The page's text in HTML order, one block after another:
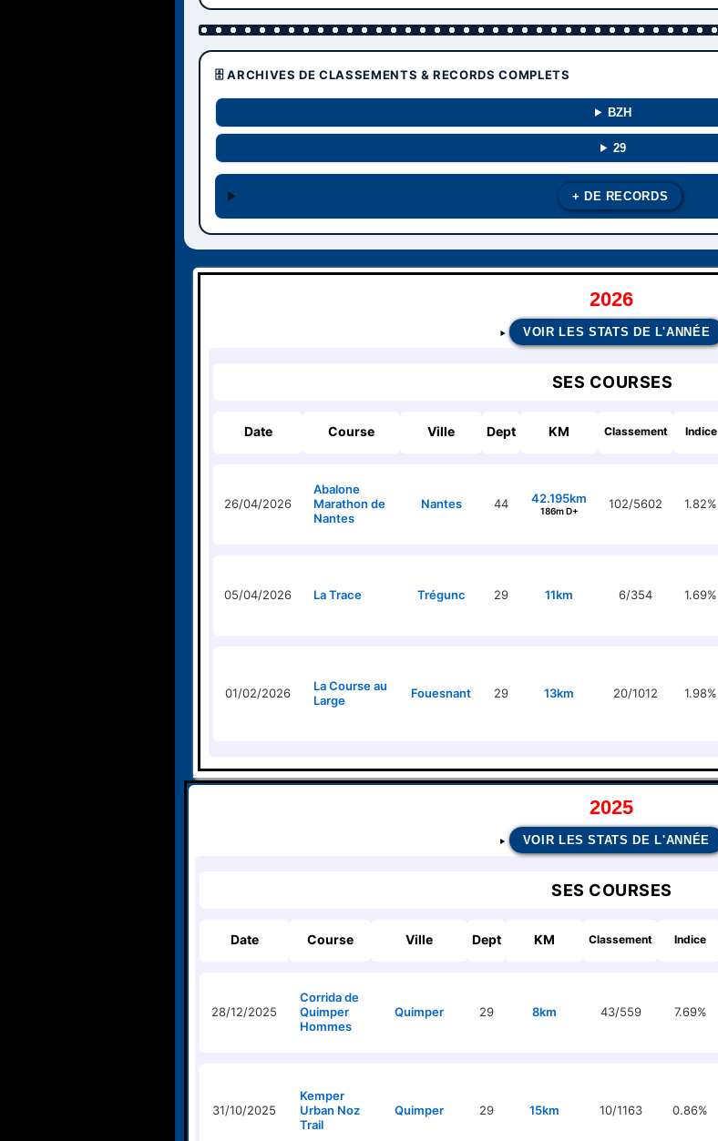
🗄️ ARCHIVES DE CLASSEMENTS & RECORDS COMPLETS
BZH
29
+ DE RECORDS
2026
VOIR LES STATS DE L'ANNÉE
SES COURSES
Date Course Ville Dept KM Classement Indice
26/04/2026
Abalone
Marathon de
Nantes
Nantes 44 42.195km
186m D+ 102/5602 1.82%
05/04/2026 La Trace Trégunc 29 11km 6/354 1.69%
01/02/2026
La Course au
Large
Fouesnant 29 13km 20/1012 1.98%
2025
VOIR LES STATS DE L'ANNÉE
SES COURSES
Date Course Ville Dept KM Classement Indice
28/12/2025
Corrida de
Quimper
Hommes
Quimper 29 8km 43/559 7.69%
31/10/2025
Kemper
Urban Noz
Trail
Quimper 29 15km 10/1163 0.86%